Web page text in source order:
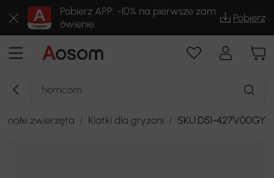
Pobierz APP: -10% na pierwsze zam
ówienie
Pobierz
małe zwierzęta / Klatki dla gryzoni / SKU:D51-427V00GY